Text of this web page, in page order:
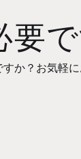
要
か？お気軽